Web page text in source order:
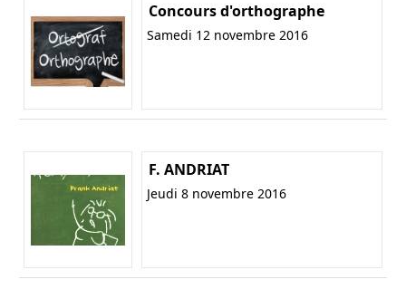
Concours d'orthographe
Samedi 12 novembre 2016
F. ANDRIAT
Jeudi 8 novembre 2016